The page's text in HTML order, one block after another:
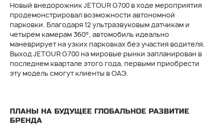
Новый внедорожник JETOUR G700 в ходе мероприятия
продемонстрировал возможности автономной
парковки. Благодаря 12 ультразвуковым датчикам и
четырем камерам 360°, автомобиль идеально
маневрирует на узких парковках без участия водителя.
Выход JETOUR G700 на мировые рынки запланирован в
последнем квартале этого года, первыми приобрести
эту модель смогут клиенты в ОАЭ.
ПЛАНЫ НА БУДУЩЕЕ ГЛОБАЛЬНОЕ РАЗВИТИЕ
БРЕНДА